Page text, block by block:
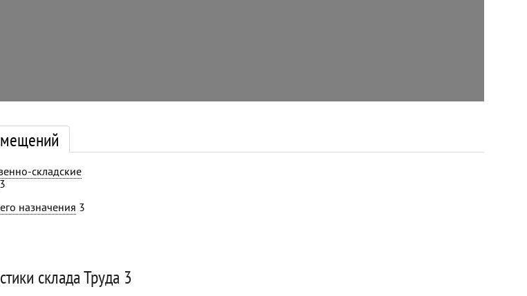
складские
3
назначения 3
склада Труда 3